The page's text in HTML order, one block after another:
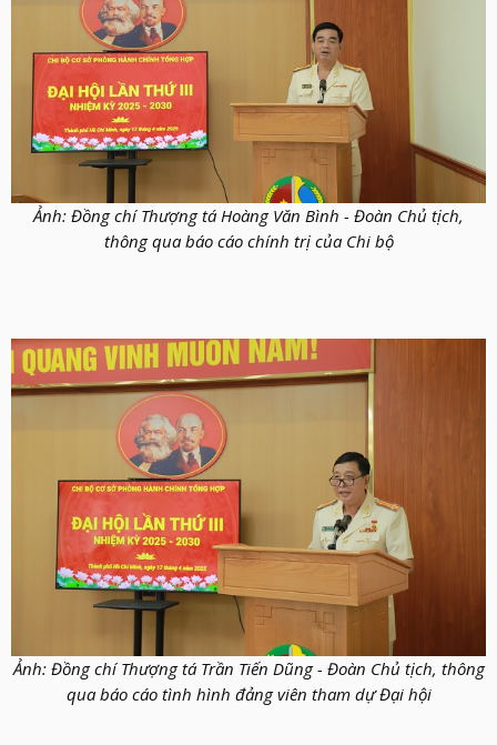
Ảnh: Đồng chí Thượng tá Hoàng Văn Bình - Đoàn Chủ tịch,
thông qua báo cáo chính trị của Chi bộ
Ảnh: Đồng chí Thượng tá Trần Tiến Dũng - Đoàn Chủ tịch, thông
qua báo cáo tình hình đảng viên tham dự Đại hội